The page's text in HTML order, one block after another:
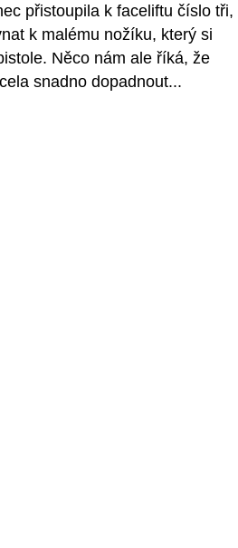
přistoupila k faceliftu číslo tři,
k malému nožíku, který si
Něco nám ale říká, že
snadno dopadnout...